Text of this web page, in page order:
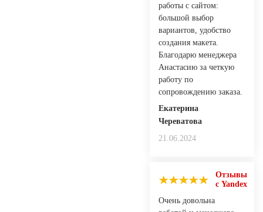
работы с сайтом:
большой выбор
вариантов, удобство
создания макета.
Благодарю менеджера
Анастасию за четкую
работу по
сопровождению заказа.
Екатерина
Череватова
21.06.2024
Отзывы
с Yandex
Очень довольна